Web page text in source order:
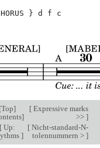
} d f
c
[Top]
]
[Expressive marks
>> ]
[Up:
]
[Nicht-standard-N-
tolennummern > ]